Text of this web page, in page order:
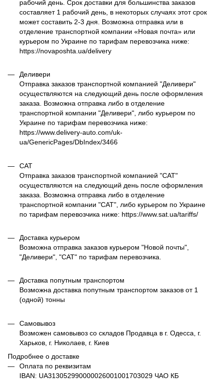
рабочий день. Срок доставки для большинства заказов
составляет 1 рабочий день, в некоторых случаях этот срок
может составить 2-3 дня. Возможна отправка или в
отделение транспортной компании «Новая почта» или
курьером по Украине по тарифам перевозчика ниже:
https://novaposhta.ua/delivery
Деливери
Отправка заказов транспортной компанией "Деливери"
осуществляются на следующий день после оформления
заказа. Возможна отправка либо в отделение
транспортной компании "Деливери", либо курьером по
Украине по тарифам перевозчика ниже:
https://www.delivery-auto.com/uk-
ua/GenericPages/DbIndex/3466
САТ
Отправка заказов транспортной компанией "САТ"
осуществляются на следующий день после оформления
заказа. Возможна отправка либо в отделение
транспортной компании "САТ", либо курьером по Украине
по тарифам перевозчика ниже: https://www.sat.ua/tariffs/
Доставка курьером
Возможна отправка заказов курьером "Новой почты",
"Деливери", "САТ" по тарифам перевозчика.
Доставка попутным транспортом
Возможна доставка попутным транспортом заказов от 1
(одной) тонны
Самовывоз
Возможен самовывоз со складов Продавца в г. Одесса, г.
Харьков, г. Николаев, г. Киев
Подробнее о доставке
Оплата по реквизитам
IBAN: UA313052990000026001001703029 ЧАО КБ